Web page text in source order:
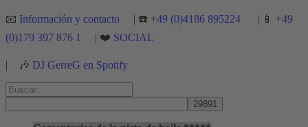
Ir
contenido
📧 Información y contacto | ☎️ +49 (0)4186 895224 | 📱 +49
(0)179 397 876 1
| ❤️ SOCIAL
| 🎶 DJ GerreG en Spotify
Buscar
por: